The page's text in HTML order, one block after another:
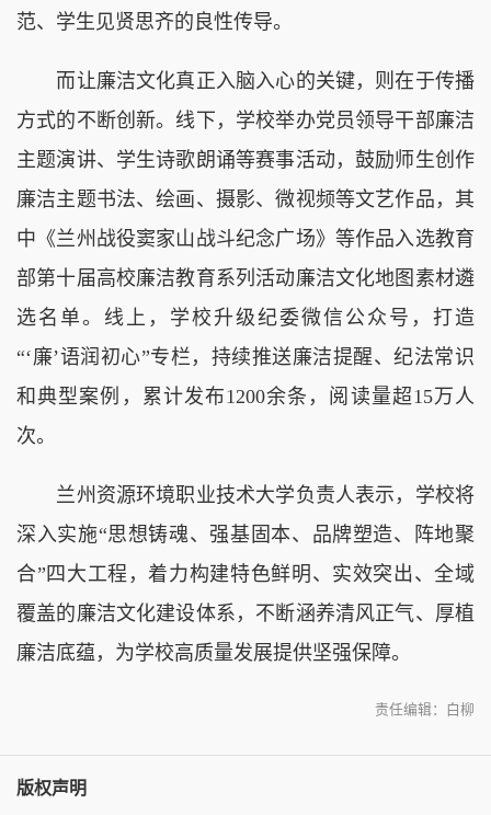
范、学生见贤思齐的良性传导。
而让廉洁文化真正入脑入心的关键，则在于传播
方式的不断创新。线下，学校举办党员领导干部廉洁
主题演讲、学生诗歌朗诵等赛事活动，鼓励师生创作
廉洁主题书法、绘画、摄影、微视频等文艺作品，其
中《兰州战役窦家山战斗纪念广场》等作品入选教育
部第十届高校廉洁教育系列活动廉洁文化地图素材遴
选名单。线上，学校升级纪委微信公众号，打造
“‘廉’语润初心”专栏，持续推送廉洁提醒、纪法常识
和典型案例，累计发布1200余条，阅读量超15万人
次。
兰州资源环境职业技术大学负责人表示，学校将
深入实施“思想铸魂、强基固本、品牌塑造、阵地聚
合”四大工程，着力构建特色鲜明、实效突出、全域
覆盖的廉洁文化建设体系，不断涵养清风正气、厚植
廉洁底蕴，为学校高质量发展提供坚强保障。
责任编辑：白柳
版权声明